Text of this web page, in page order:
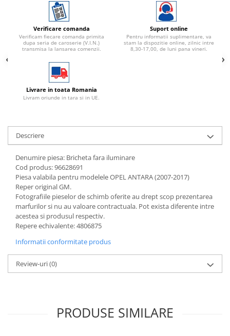
Verificare comanda
Verificam fiecare comanda primita
dupa seria de caroserie (V.I.N.)
transmisa la lansarea comenzii.
Suport online
Pentru informatii suplimentare, va
stam la dispozitie online, zilnic intre
8,30-17,00, de luni pana vineri.
Livrare in toata Romania
Livram oriunde in tara si in UE.
Descriere
Denumire piesa: Bricheta fara iluminare
Cod produs: 96628691
Piesa valabila pentru modelele OPEL ANTARA (2007-2017)
Reper original GM.
Fotografiile pieselor de schimb oferite au drept scop prezentarea
marfurilor si nu au valoare contractuala. Pot exista diferente intre
acestea si produsul respectiv.
Repere echivalente: 4806875
Informatii conformitate produs
Review-uri(0)
PRODUSE SIMILARE